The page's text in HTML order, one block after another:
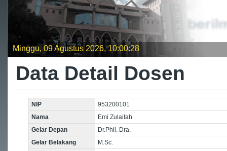
Minggu, 09 Agustus 2026, 10:00:28
Data Detail Dosen
NIP
953200101
Nama
Emi Zulaifah
Gelar Depan
Dr.Phil. Dra.
Gelar Belakang
M.Sc.